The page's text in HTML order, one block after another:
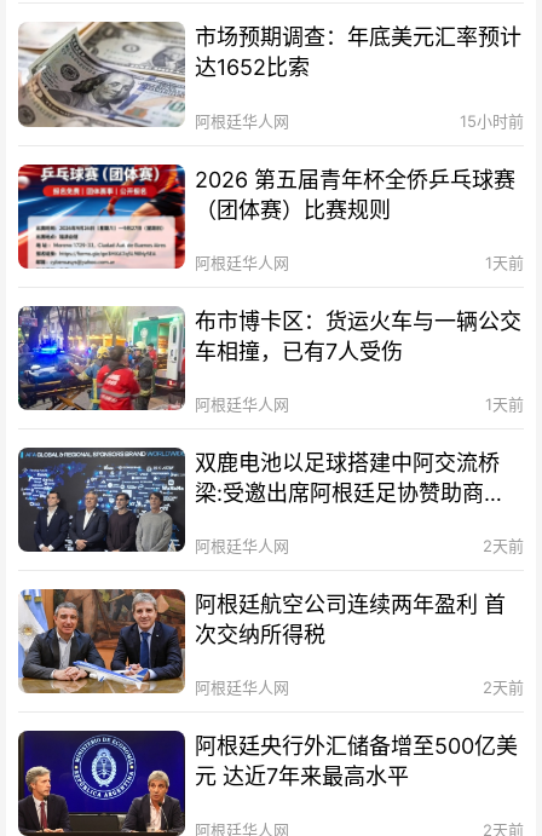
市场预期调查：年底美元汇率预计
达1652比索
阿根廷华人网 15小时前
2026 第五届青年杯全侨乒乓球赛
（团体赛）比赛规则
阿根廷华人网 1天前
布市博卡区：货运火车与一辆公交
车相撞，已有7人受伤
阿根廷华人网 1天前
双鹿电池以足球搭建中阿交流桥
梁:受邀出席阿根廷足协赞助商招
阿根廷华人网 2天前
阿根廷航空公司连续两年盈利 首
次交纳所得税
阿根廷华人网 2天前
阿根廷央行外汇储备增至500亿美
元 达近7年来最高水平
阿根廷华人网 2天前